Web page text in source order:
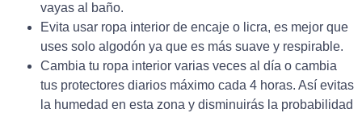
vayas al baño.
Evita usar ropa interior de encaje o licra, es mejor que
uses solo algodón ya que es más suave y respirable.
Cambia tu ropa interior varias veces al día o cambia
tus protectores diarios máximo cada 4 horas. Así evitas
la humedad en esta zona y disminuirás la probabilidad